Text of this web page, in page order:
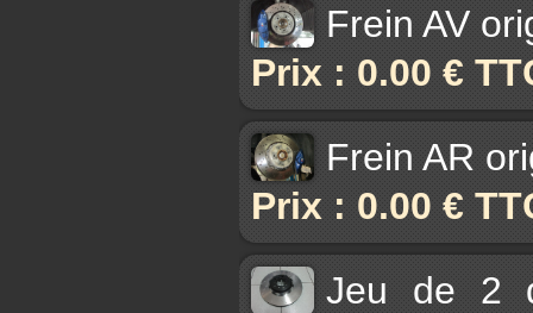
Frein AV
Prix : 0.00 €
Frein AR
Prix : 0.00 €
Jeu de 2